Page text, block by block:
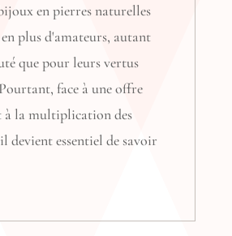
en pierres naturelles
plus d'amateurs, autant
que pour leurs vertus
face à une offre
à la multiplication des
devient essentiel de savoir